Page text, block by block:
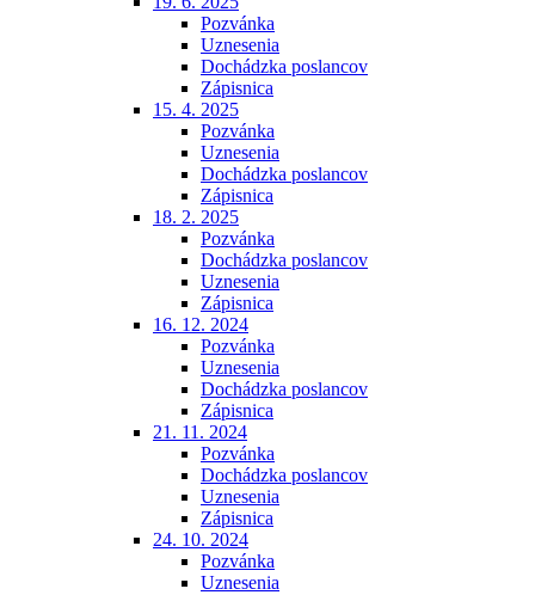
Pozvánka
Uznesenia
Dochádzka poslancov
Zápisnica
15. 4. 2025
Pozvánka
Uznesenia
Dochádzka poslancov
Zápisnica
18. 2. 2025
Pozvánka
Dochádzka poslancov
Uznesenia
Zápisnica
16. 12. 2024
Pozvánka
Uznesenia
Dochádzka poslancov
Zápisnica
21. 11. 2024
Pozvánka
Dochádzka poslancov
Uznesenia
Zápisnica
24. 10. 2024
Pozvánka
Uznesenia